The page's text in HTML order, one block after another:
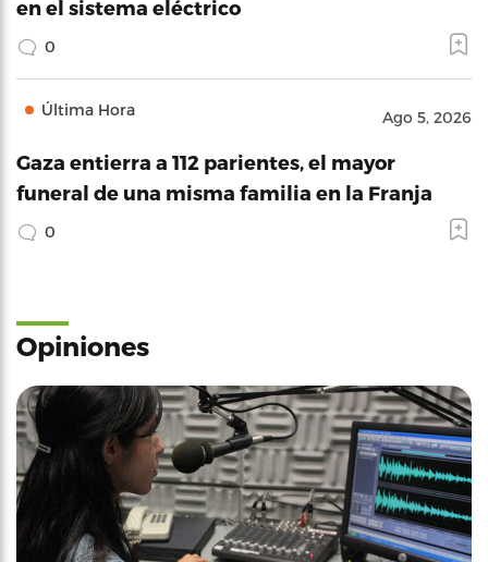
en el sistema eléctrico
0
Última Hora Ago 5, 2026
Gaza entierra a 112 parientes, el mayor
funeral de una misma familia en la Franja
0
Opiniones